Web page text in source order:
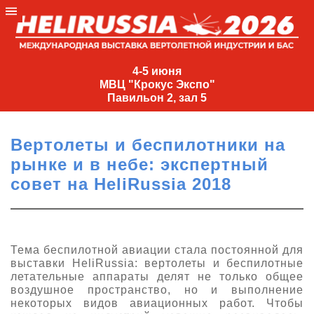
4-5 июня
МВЦ "Крокус Экспо"
Павильон 2, зал 5
4-
МВЦ
Экспо"
Павильон
2,
зал
+7
(495)
477-
33-81
Вертолеты и беспилотники на
рынке и в небе: экспертный
совет на HeliRussia 2018
Тема беспилотной авиации стала постоянной для
выставки HeliRussia: вертолеты и беспилотные
летательные аппараты делят не только общее
воздушное пространство, но и выполнение
некоторых видов авиационных работ. Чтобы